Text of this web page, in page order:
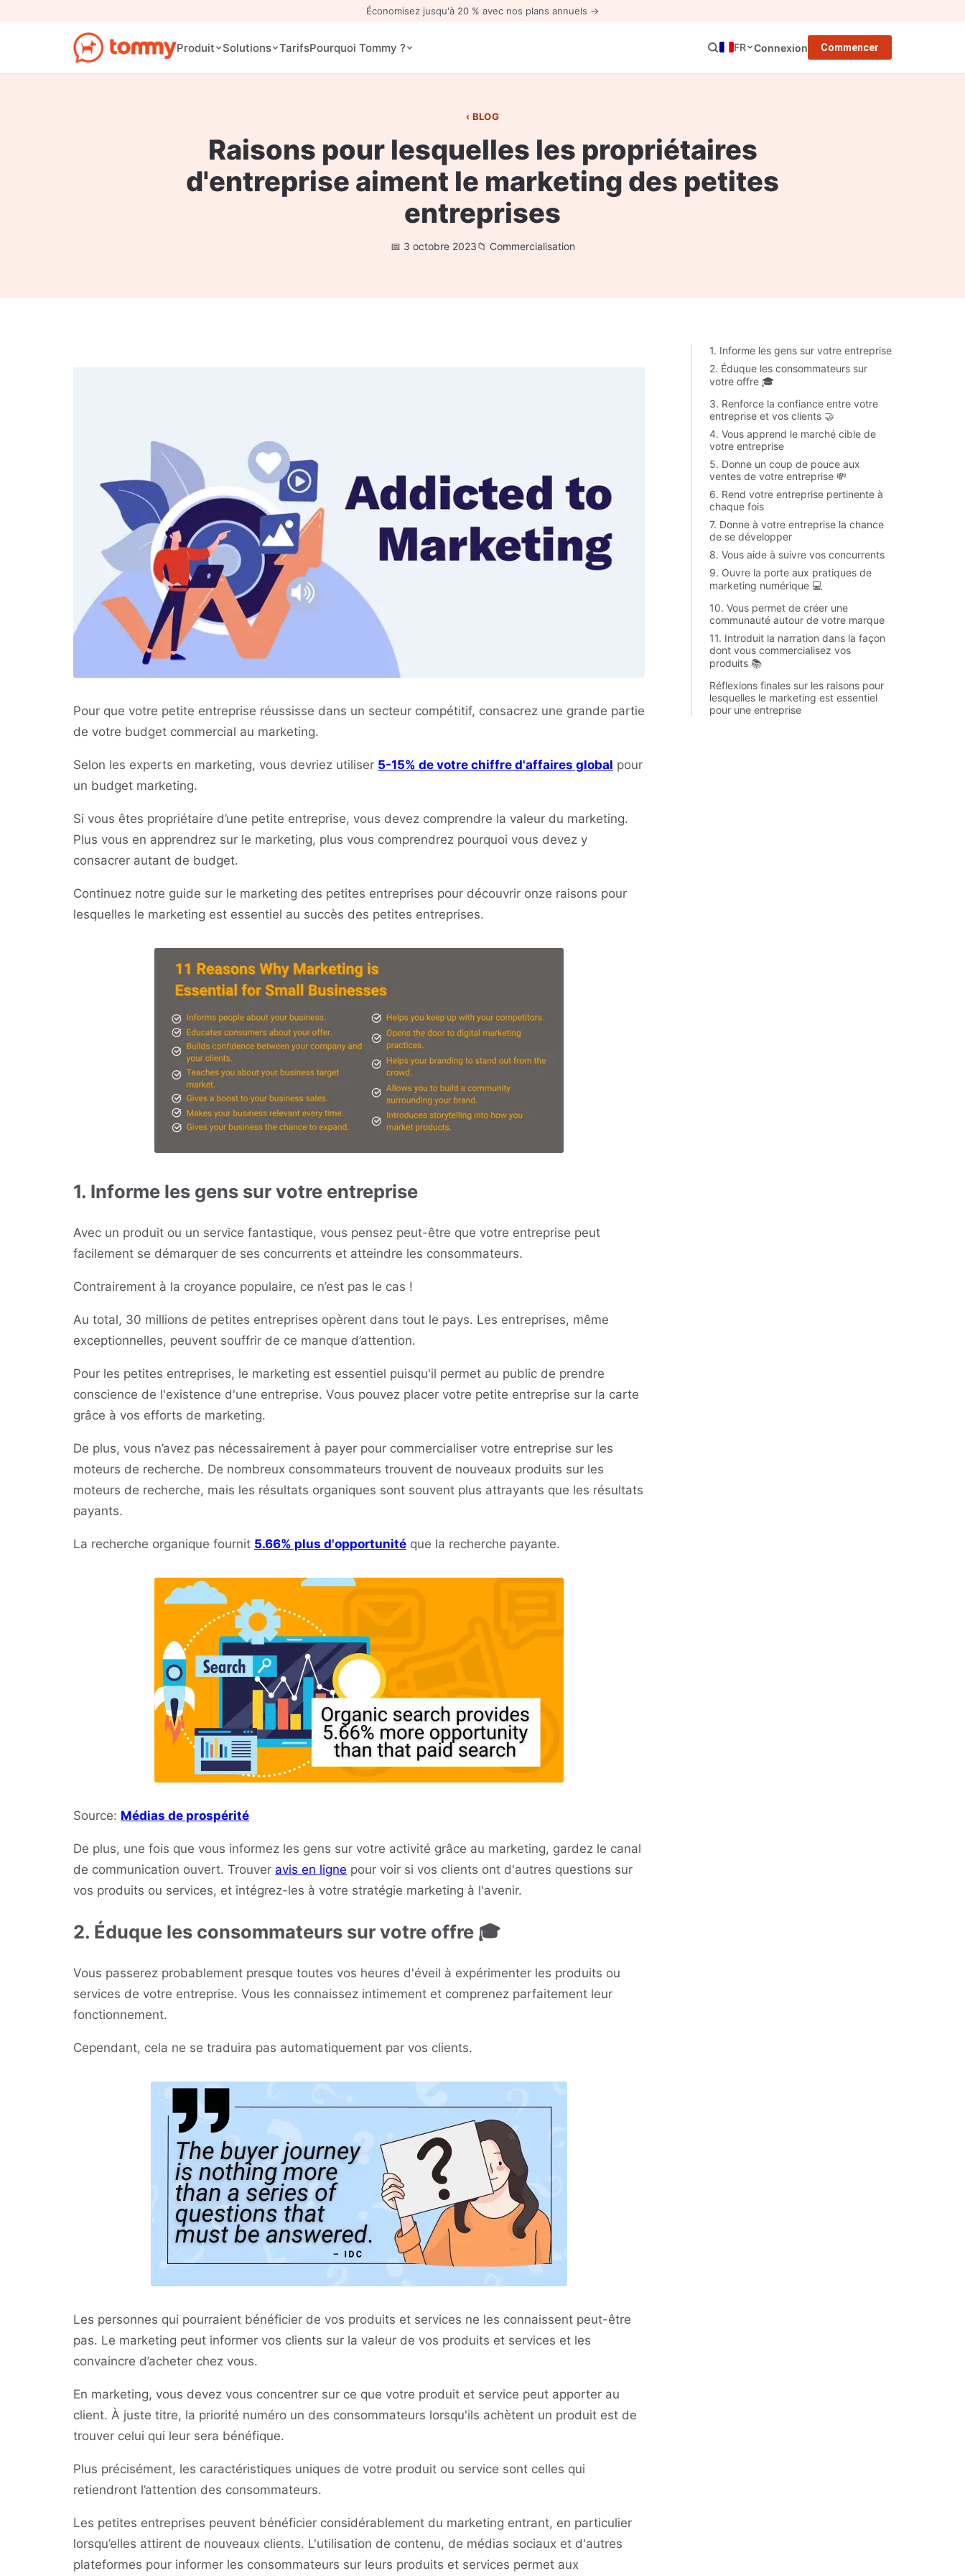
Économisez jusqu'à 20 % avec nos plans annuels →
Produit Solutions TarifsPourquoi Tommy ? FR Connexion Commencer
BLOG
Raisons pour lesquelles les propriétaires
d'entreprise aiment le marketing des petites
entreprises
3 octobre 2023 Commercialisation
Pour que votre petite entreprise réussisse dans un secteur compétitif, consacrez une grande partie
de votre budget commercial au marketing.
Selon les experts en marketing, vous devriez utiliser 5-15% de votre chiffre d'affaires global pour
un budget marketing.
Si vous êtes propriétaire d’une petite entreprise, vous devez comprendre la valeur du marketing.
Plus vous en apprendrez sur le marketing, plus vous comprendrez pourquoi vous devez y
consacrer autant de budget.
Continuez notre guide sur le marketing des petites entreprises pour découvrir onze raisons pour
lesquelles le marketing est essentiel au succès des petites entreprises.
1. Informe les gens sur votre entreprise
Avec un produit ou un service fantastique, vous pensez peut-être que votre entreprise peut
facilement se démarquer de ses concurrents et atteindre les consommateurs.
Contrairement à la croyance populaire, ce n’est pas le cas !
Au total, 30 millions de petites entreprises opèrent dans tout le pays. Les entreprises, même
exceptionnelles, peuvent souffrir de ce manque d’attention.
Pour les petites entreprises, le marketing est essentiel puisqu'il permet au public de prendre
conscience de l'existence d'une entreprise. Vous pouvez placer votre petite entreprise sur la carte
grâce à vos efforts de marketing.
De plus, vous n’avez pas nécessairement à payer pour commercialiser votre entreprise sur les
moteurs de recherche. De nombreux consommateurs trouvent de nouveaux produits sur les
moteurs de recherche, mais les résultats organiques sont souvent plus attrayants que les résultats
payants.
La recherche organique fournit 5.66% plus d'opportunité que la recherche payante.
Source: Médias de prospérité
De plus, une fois que vous informez les gens sur votre activité grâce au marketing, gardez le canal
de communication ouvert. Trouver avis en ligne pour voir si vos clients ont d'autres questions sur
vos produits ou services, et intégrez-les à votre stratégie marketing à l'avenir.
2. Éduque les consommateurs sur votre offre 🎓
Vous passerez probablement presque toutes vos heures d'éveil à expérimenter les produits ou
services de votre entreprise. Vous les connaissez intimement et comprenez parfaitement leur
fonctionnement.
Cependant, cela ne se traduira pas automatiquement par vos clients.
Les personnes qui pourraient bénéficier de vos produits et services ne les connaissent peut-être
pas. Le marketing peut informer vos clients sur la valeur de vos produits et services et les
convaincre d’acheter chez vous.
En marketing, vous devez vous concentrer sur ce que votre produit et service peut apporter au
client. À juste titre, la priorité numéro un des consommateurs lorsqu'ils achètent un produit est de
trouver celui qui leur sera bénéfique.
Plus précisément, les caractéristiques uniques de votre produit ou service sont celles qui
retiendront l’attention des consommateurs.
Les petites entreprises peuvent bénéficier considérablement du marketing entrant, en particulier
lorsqu’elles attirent de nouveaux clients. L'utilisation de contenu, de médias sociaux et d'autres
plateformes pour informer les consommateurs sur leurs produits et services permet aux
1. Informe les gens sur votre entreprise
2. Éduque les consommateurs sur
votre offre 🎓
3. Renforce la confiance entre votre
entreprise et vos clients 🤝
4. Vous apprend le marché cible de
votre entreprise
5. Donne un coup de pouce aux
ventes de votre entreprise 💸
6. Rend votre entreprise pertinente à
chaque fois
7. Donne à votre entreprise la chance
de se développer
8. Vous aide à suivre vos concurrents
9. Ouvre la porte aux pratiques de
marketing numérique 💻
10. Vous permet de créer une
communauté autour de votre marque
11. Introduit la narration dans la façon
dont vous commercialisez vos
produits 📚
Réflexions finales sur les raisons pour
lesquelles le marketing est essentiel
pour une entreprise